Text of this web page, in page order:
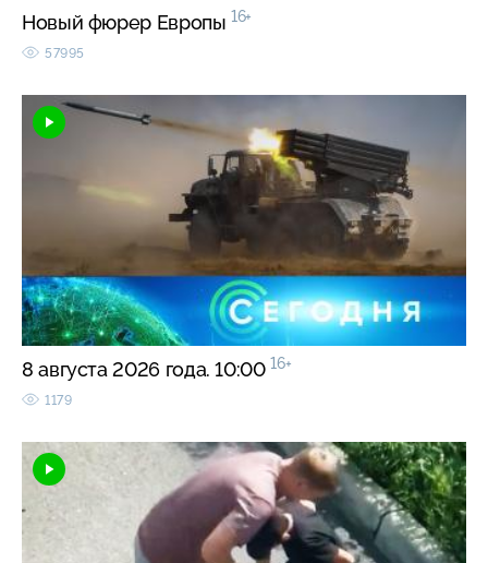
Новый фюрер Европы 16+
57995
8 августа 2026 года. 10:00 16+
1179